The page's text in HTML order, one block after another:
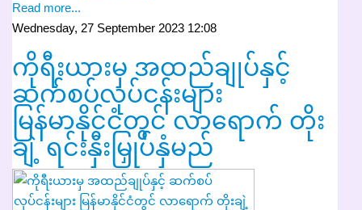
Read more...
Wednesday, 27 September 2023 12:08
ကိုရီးယားမှ အထည်ချုပ်နှင့်
ဆက်စပ်လုပ်ငန်းများ
မြန်မာနိုင်ငံတွင် လာရောက် တိုး
ချဲ့ ရင်းနှီးမြှုပ်နှံမည်